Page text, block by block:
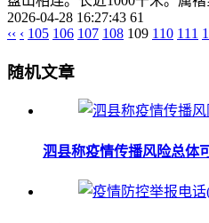
2026-04-28 16:27:43 61
‹‹ ‹ 105 106 107 108 109 110 111
随机文章
泗县称疫情传播风险总体